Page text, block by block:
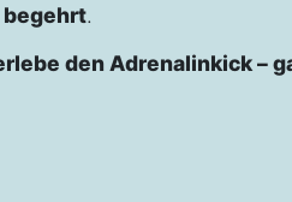
begehrt.
den Adrenalinkick –